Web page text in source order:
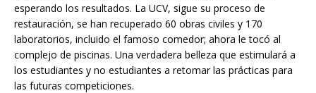
esperando los resultados. La UCV, sigue su proceso de
restauración, se han recuperado 60 obras civiles y 170
laboratorios, incluido el famoso comedor; ahora le tocó al
complejo de piscinas. Una verdadera belleza que estimulará a
los estudiantes y no estudiantes a retomar las prácticas para
las futuras competiciones.